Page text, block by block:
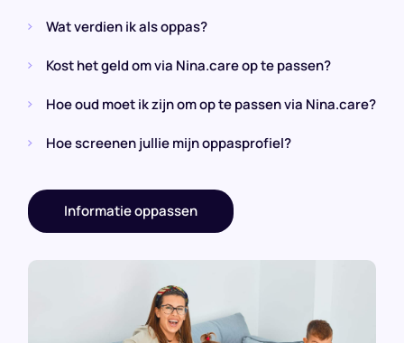
Wat verdien ik als oppas?
Kost het geld om via Nina.care op te passen?
Hoe oud moet ik zijn om op te passen via Nina.care?
Hoe screenen jullie mijn oppasprofiel?
Informatie oppassen